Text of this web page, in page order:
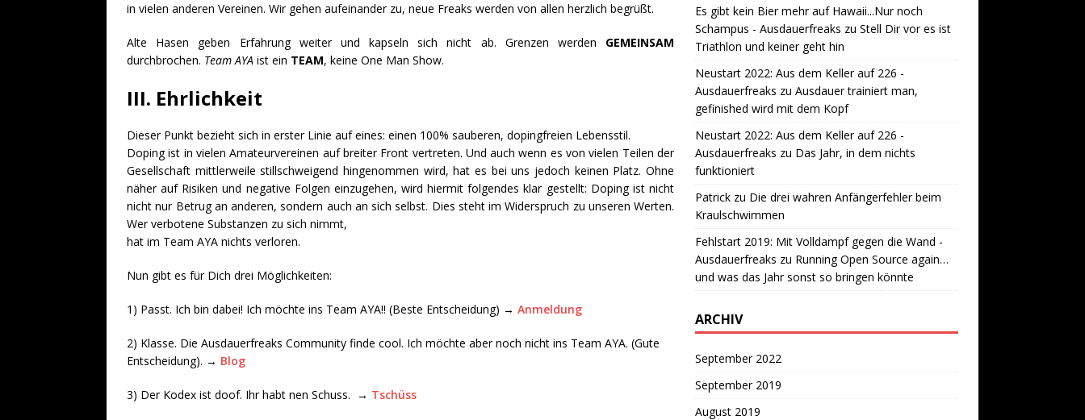
in vielen anderen Vereinen. Wir gehen aufeinander zu, neue Freaks werden von allen herzlich begrüßt.
Alte Hasen geben Erfahrung weiter und kapseln sich nicht ab. Grenzen werden GEMEINSAM
durchbrochen. Team AYA ist ein TEAM, keine One Man Show.
III. Ehrlichkeit
Dieser Punkt bezieht sich in erster Linie auf eines: einen 100% sauberen, dopingfreien Lebensstil.
Doping ist in vielen Amateurvereinen auf breiter Front vertreten. Und auch wenn es von vielen Teilen der
Gesellschaft mittlerweile stillschweigend hingenommen wird, hat es bei uns jedoch keinen Platz. Ohne
näher auf Risiken und negative Folgen einzugehen, wird hiermit folgendes klar gestellt: Doping ist nicht
nicht nur Betrug an anderen, sondern auch an sich selbst. Dies steht im Widerspruch zu unseren Werten.
Wer verbotene Substanzen zu sich nimmt,
hat im Team AYA nichts verloren.
Nun gibt es für Dich drei Möglichkeiten:
1) Passt. Ich bin dabei! Ich möchte ins Team AYA!! (Beste Entscheidung) → Anmeldung
2) Klasse. Die Ausdauerfreaks Community finde cool. Ich möchte aber noch nicht ins Team AYA. (Gute
Entscheidung). → Blog
3) Der Kodex ist doof. Ihr habt nen Schuss. → Tschüss
Es gibt kein Bier mehr auf Hawaii...Nur noch
Schampus - Ausdauerfreaks zu Stell Dir vor es ist
Triathlon und keiner geht hin
Neustart 2022: Aus dem Keller auf 226 -
Ausdauerfreaks zu Ausdauer trainiert man,
gefinished wird mit dem Kopf
Neustart 2022: Aus dem Keller auf 226 -
Ausdauerfreaks zu Das Jahr, in dem nichts
funktioniert
Patrickzu Die drei wahren Anfängerfehler beim
Kraulschwimmen
Fehlstart 2019: Mit Volldampf gegen die Wand -
Ausdauerfreaks zu Running Open Source again…
und was das Jahr sonst so bringen könnte
ARCHIV
September 2022
September 2019
August 2019